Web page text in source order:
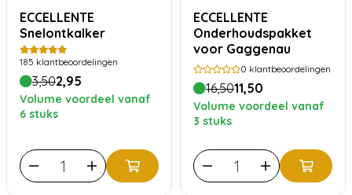
ECCELLENTE
Snelontkalker
185 klantbeoordelingen
3,502,95
Volume voordeel vanaf
6 stuks
ECCELLENTE
Onderhoudspakket
voor Gaggenau
0 klantbeoordelingen
16,5011,50
Volume voordeel vanaf
3 stuks